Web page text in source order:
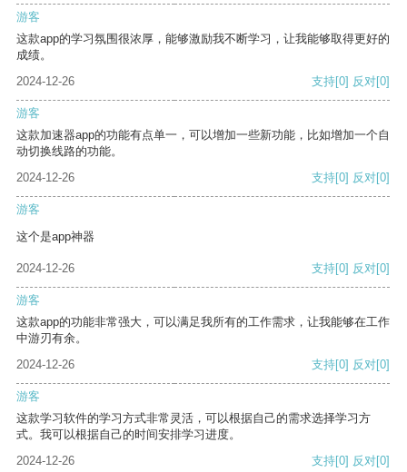
游客
这款app的学习氛围很浓厚，能够激励我不断学习，让我能够取得更好的
成绩。
2024-12-26
支持[0] 反对[0]
游客
这款加速器app的功能有点单一，可以增加一些新功能，比如增加一个自
动切换线路的功能。
2024-12-26
支持[0] 反对[0]
游客
这个是app神器
2024-12-26 支持[0] 反对[0]
游客
这款app的功能非常强大，可以满足我所有的工作需求，让我能够在工作
中游刃有余。
2024-12-26
支持[0] 反对[0]
游客
这款学习软件的学习方式非常灵活，可以根据自己的需求选择学习方
式。我可以根据自己的时间安排学习进度。
2024-12-26
支持[0] 反对[0]